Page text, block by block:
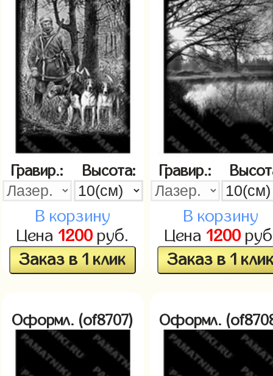
Гравир.: Высота:
В корзину
Цена 1200руб.
Заказ в 1 клик
Гравир.:
В корзину
Цена 1200
Заказ в 1
Оформл. (of8707) Оформл.